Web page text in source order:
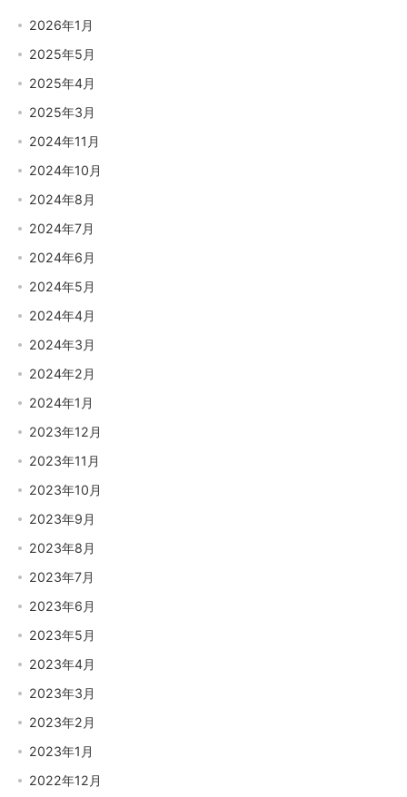
2026年1月
2025年5月
2025年4月
2025年3月
2024年11月
2024年10月
2024年8月
2024年7月
2024年6月
2024年5月
2024年4月
2024年3月
2024年2月
2024年1月
2023年12月
2023年11月
2023年10月
2023年9月
2023年8月
2023年7月
2023年6月
2023年5月
2023年4月
2023年3月
2023年2月
2023年1月
2022年12月